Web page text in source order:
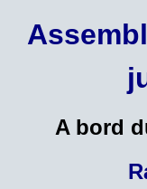
A bord